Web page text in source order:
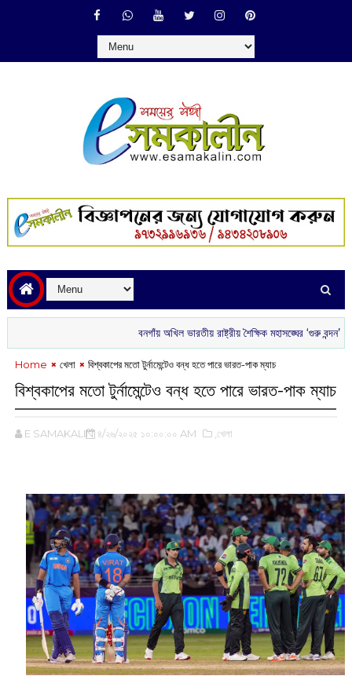
বনগাঁয় অখিল ভারতীয় রাষ্ট্রীয় শৈক্ষিক মহাসঙ্ঘের ‘গুরু বন্দন’ রাতে
Home খেলা বিশ্বকাপের মতো টুর্নামেন্টেও বন্ধ হতে পারে ভারত-পাক ম্যাচ
বিশ্বকাপের মতো টুর্নামেন্টেও বন্ধ হতে পারে ভারত-পাক ম্যাচ
E SAMAKALIN ৪/২৬/২০২৫ ১০:০০:০০ AM ,খেলা